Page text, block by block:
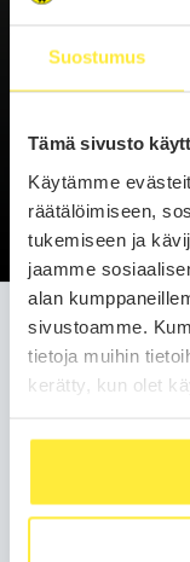
Suostumus
Tämä sivusto
Käytämme
räätälöimiseen,
tukemiseen ja
jaamme
alan
sivustoamme.
tietoja muihin
kerätty, kun olet
Rekrytointi